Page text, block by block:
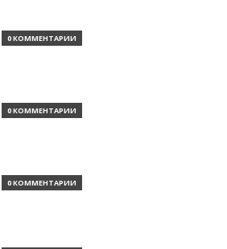
0 КОММЕНТАРИИ
0 КОММЕНТАРИИ
0 КОММЕНТАРИИ